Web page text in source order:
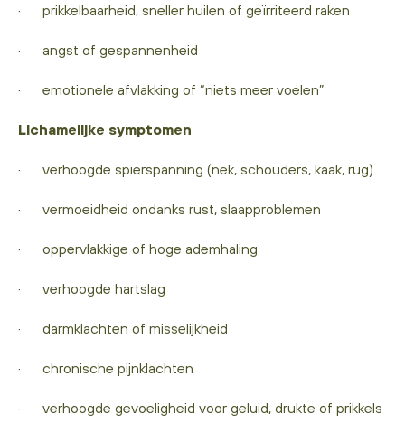
· prikkelbaarheid, sneller huilen of geïrriteerd raken
· angst of gespannenheid
· emotionele afvlakking of “niets meer voelen”
Lichamelijke symptomen
· verhoogde spierspanning (nek, schouders, kaak, rug)
· vermoeidheid ondanks rust, slaapproblemen
· oppervlakkige of hoge ademhaling
· verhoogde hartslag
· darmklachten of misselijkheid
· chronische pijnklachten
· verhoogde gevoeligheid voor geluid, drukte of prikkels